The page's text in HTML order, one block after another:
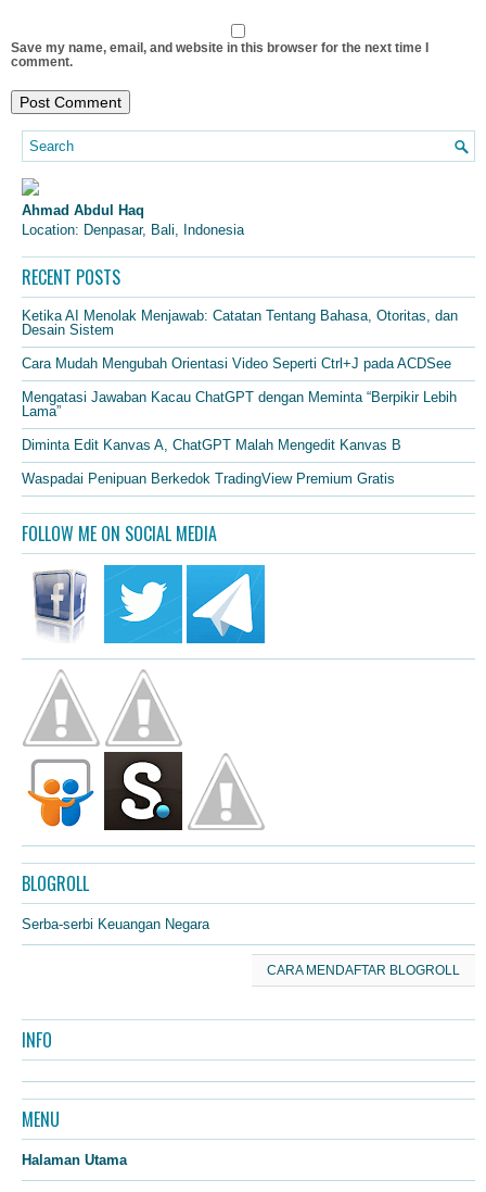
Save my name, email, and website in this browser for the next time I
comment.
Ahmad Abdul Haq
Location: Denpasar, Bali, Indonesia
RECENT POSTS
Ketika AI Menolak Menjawab: Catatan Tentang Bahasa, Otoritas, dan
Desain Sistem
Cara Mudah Mengubah Orientasi Video Seperti Ctrl+J pada ACDSee
Mengatasi Jawaban Kacau ChatGPT dengan Meminta “Berpikir Lebih
Lama”
Diminta Edit Kanvas A, ChatGPT Malah Mengedit Kanvas B
Waspadai Penipuan Berkedok TradingView Premium Gratis
FOLLOW ME ON SOCIAL MEDIA
BLOGROLL
Serba-serbi Keuangan Negara
CARA MENDAFTAR BLOGROLL
INFO
MENU
Halaman Utama